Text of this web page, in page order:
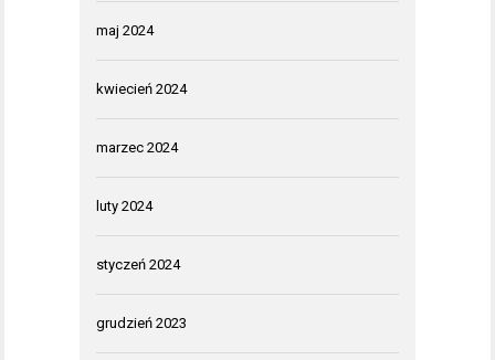
maj 2024
kwiecień 2024
marzec 2024
luty 2024
styczeń 2024
grudzień 2023